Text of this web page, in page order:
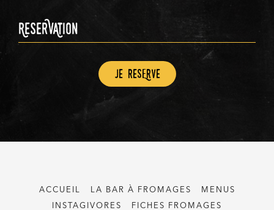
ReserVAtion
Je resErve
ACCUEIL LA BAR À FROMAGES
MENUS
INSTAGIVORES
FICHES FROMAGES